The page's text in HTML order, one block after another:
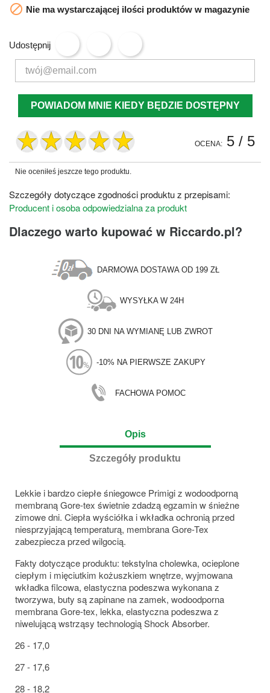
 Nie ma wystarczającej ilości produktów w magazynie
Udostępnij
POWIADOM MNIE KIEDY BĘDZIE DOSTĘPNY
OCENA: 5 / 5
Nie oceniłeś jeszcze tego produktu.
Szczegóły dotyczące zgodności produktu z przepisami:
Producent i osoba odpowiedzialna za produkt
Dlaczego warto kupować w Riccardo.pl?
DARMOWA DOSTAWA OD 199 ZŁ
WYSYŁKA W 24H
30 DNI NA WYMIANĘ LUB ZWROT
-10% NA PIERWSZE ZAKUPY
FACHOWA POMOC
Opis
Szczegóły produktu
Lekkie i bardzo ciepłe śniegowce Primigi z wodoodporną
membraną Gore-tex świetnie zdadzą egzamin w śnieżne
zimowe dni. Ciepła wyściółka i wkładka ochronią przed
niesprzyjającą temperaturą, membrana Gore-Tex
zabezpiecza przed wilgocią.
Fakty dotyczące produktu: tekstylna cholewka, ocieplone
ciepłym i mięciutkim kożuszkiem wnętrze, wyjmowana
wkładka filcowa, elastyczna podeszwa wykonana z
tworzywa, buty są zapinane na zamek, wodoodporna
membrana Gore-tex, lekka, elastyczna podeszwa z
niwelującą wstrząsy technologią Shock Absorber.
26 - 17,0
27 - 17,6
28 - 18,2